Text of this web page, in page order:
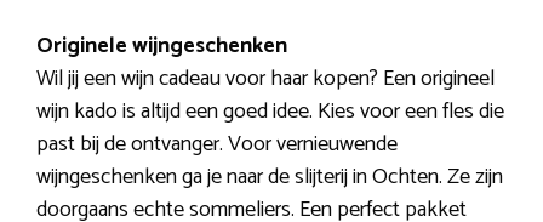
Originele wijngeschenken
Wil jij een wijn cadeau voor haar kopen? Een origineel
wijn kado is altijd een goed idee. Kies voor een fles die
past bij de ontvanger. Voor vernieuwende
wijngeschenken ga je naar de slijterij in Ochten. Ze zijn
doorgaans echte sommeliers. Een perfect pakket